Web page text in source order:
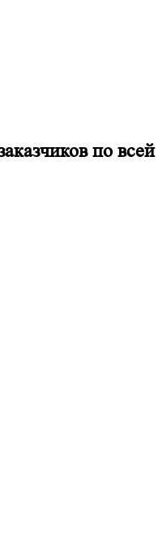
по всей